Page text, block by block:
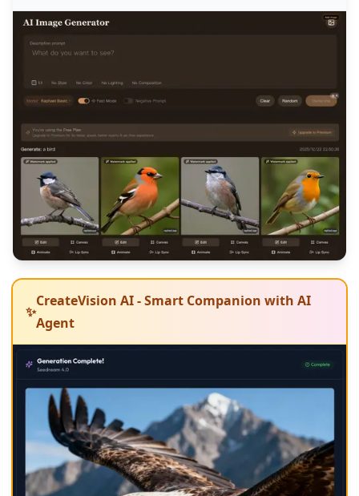
✨
CreateVision AI - Smart Companion with AI
Agent